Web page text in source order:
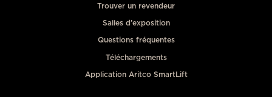
Trouver un revendeur
Salles d’exposition
Questions fréquentes
Téléchargements
Application Aritco SmartLift